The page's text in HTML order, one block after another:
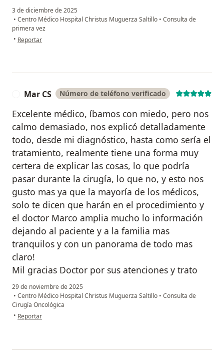
3 de diciembre de 2025
• Centro Médico Hospital Christus Muguerza Saltillo • Consulta de
primera vez
• en opinión del usuario Erika S. Borrego
Reportar
Mar CS Número de teléfono verificado
Excelente médico, íbamos con miedo, pero nos
calmo demasiado, nos explicó detalladamente
todo, desde mi diagnóstico, hasta como sería el
tratamiento, realmente tiene una forma muy
certera de explicar las cosas, lo que podría
pasar durante la cirugía, lo que no, y esto nos
gusto mas ya que la mayoría de los médicos,
solo te dicen que harán en el procedimiento y
el doctor Marco amplia mucho lo información
dejando al paciente y a la familia mas
tranquilos y con un panorama de todo mas
claro!
Mil gracias Doctor por sus atenciones y trato
29 de noviembre de 2025
• Centro Médico Hospital Christus Muguerza Saltillo • Consulta de
Cirugía Oncológica
• en opinión del usuario Mar CS
Reportar